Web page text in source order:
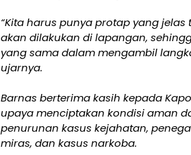
“Kita harus punya protap yang
akan dilakukan di lapangan,
yang sama dalam mengambil
ujarnya.
Barnas berterima kasih kepada
upaya menciptakan kondisi aman
penurunan kasus kejahatan,
miras, dan kasus narkoba.